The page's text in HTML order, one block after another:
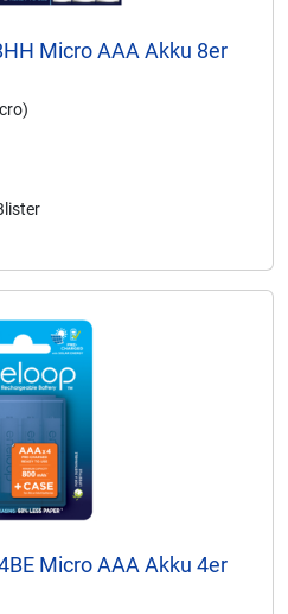
Micro AAA Akku 8er
Micro AAA Akku 4er